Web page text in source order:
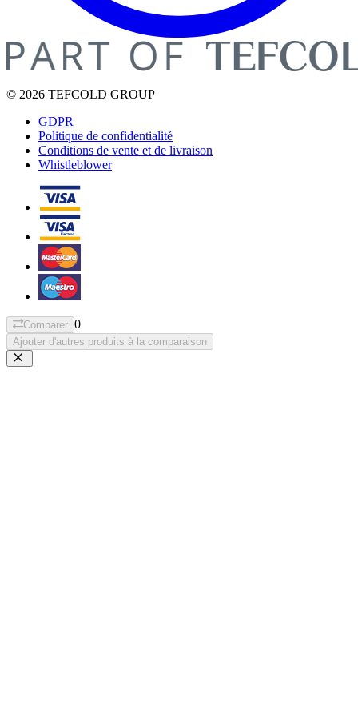
© 2026 TEFCOLD GROUP
GDPR
Politique de confidentialité
Conditions de vente et de livraison
Whistleblower
Comparer 0
Ajouter d'autres produits à la comparaison